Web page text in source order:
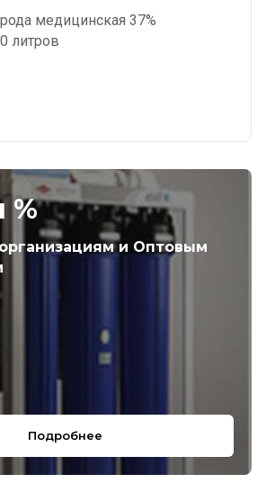
медицинская 37%
литров
%
и Оптовым
Подробнее